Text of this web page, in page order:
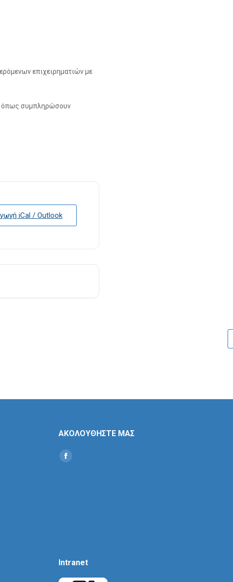
επιχειρηματιών με
όπως συμπληρώσουν
iCal / Outlook
ΑΚΟΛΟΥΘΗΣΤΕ ΜΑΣ
Find us on:
Social
Intranet